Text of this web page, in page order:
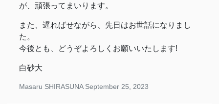
が、頑張ってまいります。
また、遅ればせながら、先日はお世話になりまし
た。
今後とも、どうぞよろしくお願いいたします!
白砂大
Masaru SHIRASUNA September 25, 2023